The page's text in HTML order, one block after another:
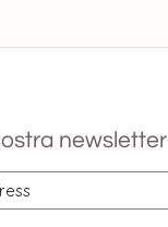
newsletter